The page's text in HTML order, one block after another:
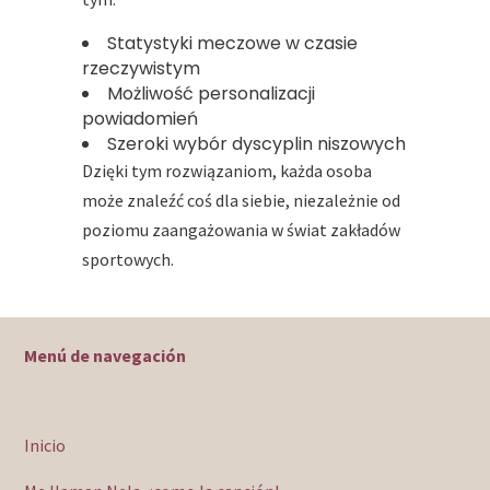
Statystyki meczowe w czasie
rzeczywistym
Możliwość personalizacji
powiadomień
Szeroki wybór dyscyplin niszowych
Dzięki tym rozwiązaniom, każda osoba
może znaleźć coś dla siebie, niezależnie od
poziomu zaangażowania w świat zakładów
sportowych.
Menú de navegación
Inicio